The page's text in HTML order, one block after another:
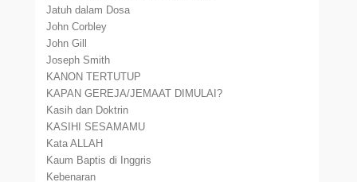
Jatuh dalam Dosa
John Corbley
John Gill
Joseph Smith
KANON TERTUTUP
KAPAN GEREJA/JEMAAT DIMULAI?
Kasih dan Doktrin
KASIHI SESAMAMU
Kata ALLAH
Kaum Baptis di Inggris
Kebenaran